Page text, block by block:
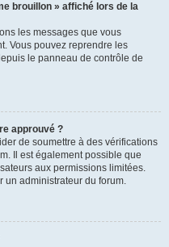
brouillon » affiché lors de la
les messages que vous
Vous pouvez reprendre les
le panneau de contrôle de
approuvé ?
de soumettre à des vérifications
Il est également possible que
aux permissions limitées.
un administrateur du forum.